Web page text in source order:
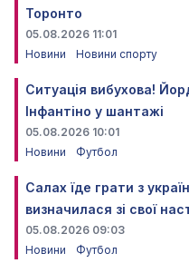
Торонто
05.08.2026 11:01
Новини
Новини спорту
Ситуація вибухова!
Інфантіно у шантажі
05.08.2026 10:01
Новини
Футбол
Салах їде грати з
визначилася зі свої
05.08.2026 09:03
Новини
Футбол